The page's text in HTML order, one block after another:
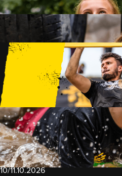
15 PRZESZKÓD
2 KM+
KIDS
15 PRZESZKÓD
1 KM+
TRENINGI
WYDARZENIA
RUNMAGEDDON LUBLIN
22/23.08.2026
RUNMAGEDDON ERGO ARENA
12/13.09.2026
RUNMAGEDDON KIDS: DEMO
RUNMAGEDDON WROCŁAW
26/27.09.2026
RUNMAGEDDON WARSZAWA
10/11.10.2026